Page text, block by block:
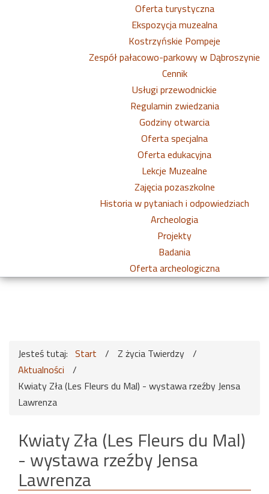
Oferta turystyczna
Ekspozycja muzealna
Kostrzyńskie Pompeje
Zespół pałacowo-parkowy w Dąbroszynie
Cennik
Usługi przewodnickie
Regulamin zwiedzania
Godziny otwarcia
Oferta specjalna
Oferta edukacyjna
Lekcje Muzealne
Zajęcia pozaszkolne
Historia w pytaniach i odpowiedziach
Archeologia
Projekty
Badania
Oferta archeologiczna
Jesteś tutaj: Start / Z życia Twierdzy /
Aktualności
/
Kwiaty Zła (Les Fleurs du Mal) - wystawa rzeźby Jensa
Lawrenza
Kwiaty Zła (Les Fleurs du Mal)
- wystawa rzeźby Jensa
Lawrenza